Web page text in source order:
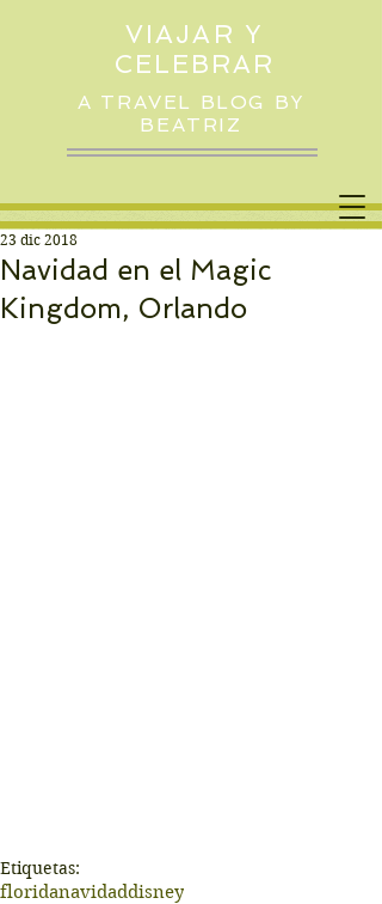
VIAJAR Y
CELEBRAR
A TRAVEL BLOG BY
BEATRIZ
Navidad en el Magic
Kingdom, Orlando
23 dic 2018
Etiquetas:
floridanavidaddisney